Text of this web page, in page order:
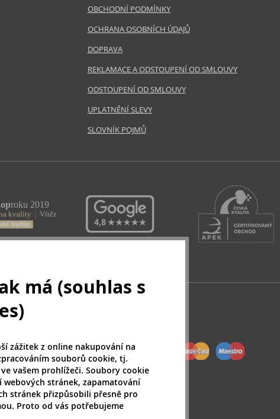
OBCHODNÍ PODMÍNKY
OCHRANA OSOBNÍCH ÚDAJŮ
DOPRAVA
REKLAMACE A ODSTOUPENÍ OD SMLOUVY
ODSTOUPENÍ OD SMLOUVY
UPLATNĚNÍ SLEVY
SLOVNÍK POJMŮ
má (souhlas s
zážitek z online nakupování na
souborů cookie, tj.
vašem prohlížeči. Soubory cookie
stránek, zapamatování
stránek přizpůsobili přesně pro
Proto od vás potřebujeme